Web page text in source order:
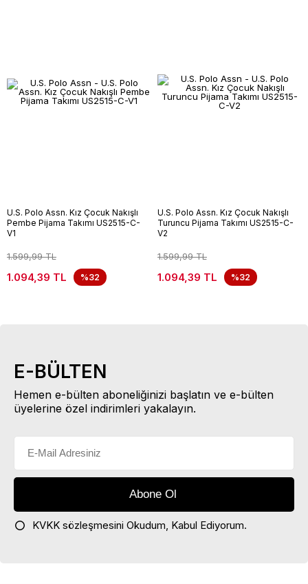
U.S. Polo Assn. Kız Çocuk Nakışlı
Pembe Pijama Takımı US2515-C-
V1
1.599,99 TL
1.094,39 TL %32
U.S. Polo Assn. Kız Çocuk Nakışlı
Turuncu Pijama Takımı US2515-C-
V2
1.599,99 TL
1.094,39 TL %32
E-BÜLTEN
Hemen e-bülten aboneliğinizi başlatın ve e-bülten
üyelerine özel indirimleri yakalayın.
KVKK sözleşmesini Okudum, Kabul Ediyorum.